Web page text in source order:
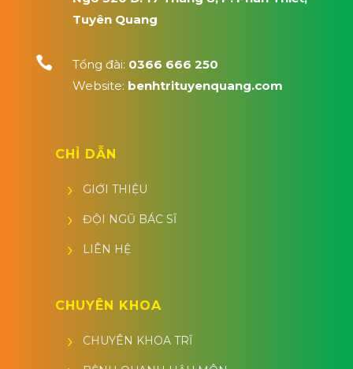
Tuyên Quang
 Tổng đài: 0366 666 250
Website: benhtrituyenquang.com
CHỈ DẪN
GIỚI THIỆU
ĐỘI NGŨ BÁC SĨ
LIÊN HỆ
CHUYÊN KHOA
CHUYÊN KHOA TRĨ